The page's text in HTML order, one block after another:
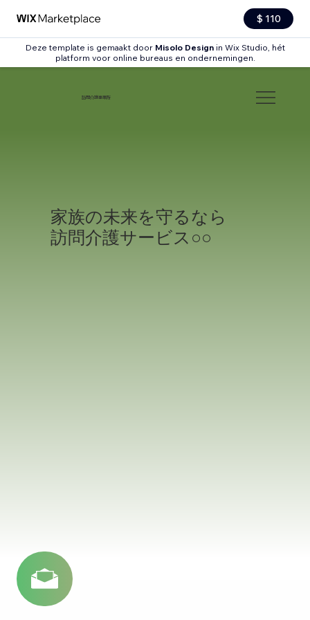
$ 110
Deze template is gemaakt door Misolo Designin Wix Studio, hét
platform voor online bureaus en ondernemingen.